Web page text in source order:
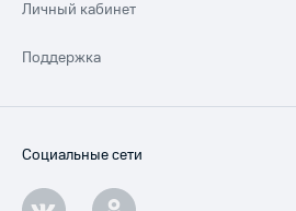
Личный кабинет
Поддержка
Социальные сети